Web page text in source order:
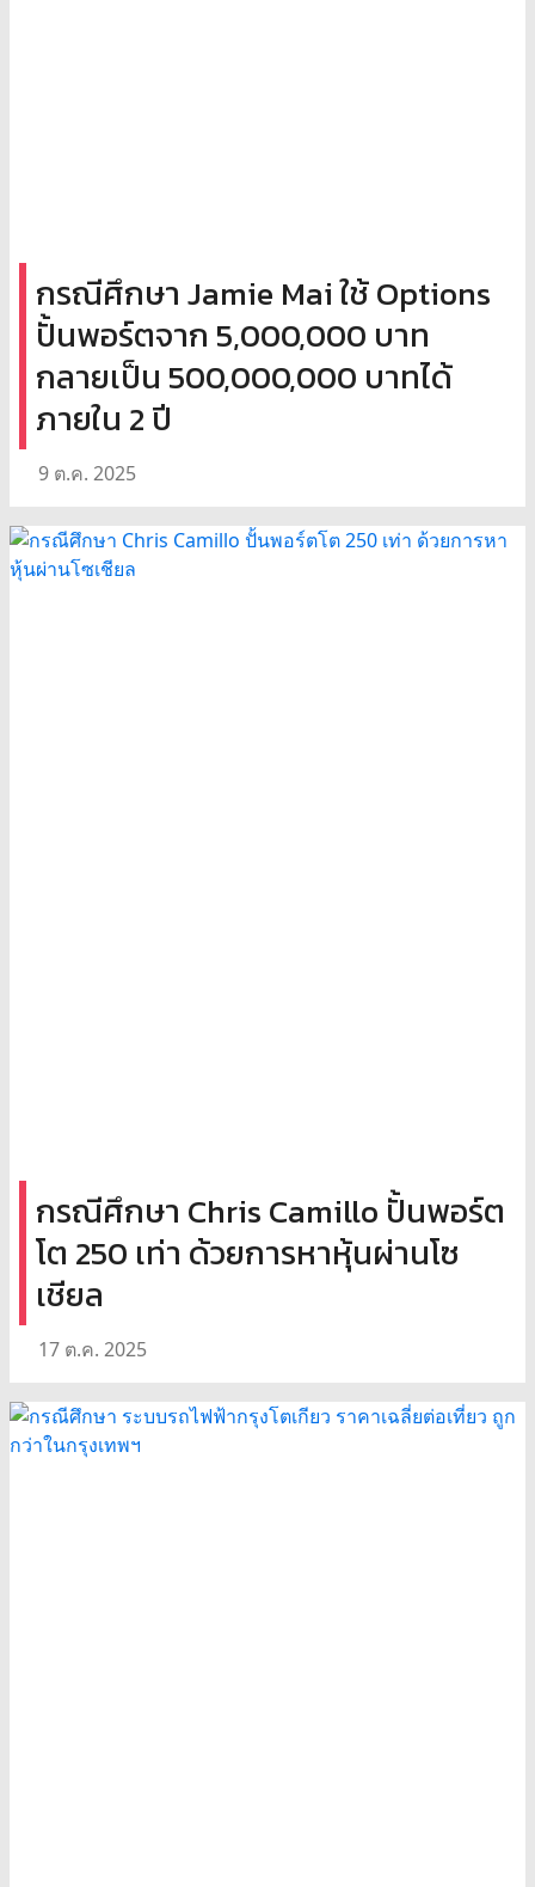
กรณีศึกษา Jamie Mai ใช้ Options
ปั้นพอร์ตจาก 5,000,000 บาท
กลายเป็น 500,000,000 บาทได้
ภายใน 2 ปี
9 ต.ค. 2025
กรณีศึกษา Chris Camillo ปั้นพอร์ต
โต 250 เท่า ด้วยการหาหุ้นผ่านโซ
เชียล
17 ต.ค. 2025